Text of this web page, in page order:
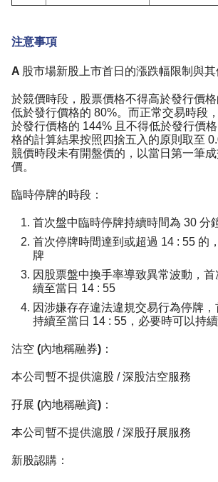
注意事項
A 股市場新股上市首日的漲跌幅限制與其
於競價時段，股票價格不得高於發行價
低於發行價格的 80%。而正常交易時段
於發行價格的 144% 且不得低於發行價
格的計算結果按照四捨五入的原則取至
競價時段未有開盤價的，以當日第一筆
價。
臨時停牌的時段：
首次盤中臨時停牌持續時間為 30 分
首次停牌時間達到或超過 14 : 55 的
牌
因股票盤中換手率導致異常波動，
續至當日 14 : 55
因涉嫌存存違法違規交易行為停牌
持續至當日 14 : 55，必要時可以持
沽空 (內地稱融券)：
本公司暫不提供滬股 / 深股沽空服務
孖展 (內地稱融資)：
本公司暫不提供滬股 / 深股孖展服務
新股認購：